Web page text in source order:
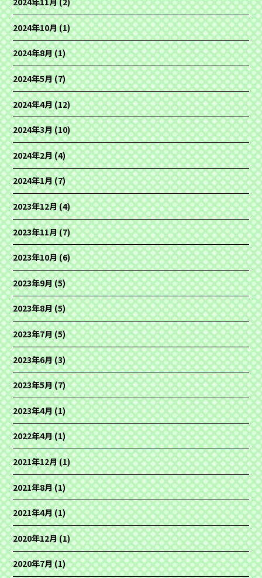
2024年10月(1)
2024年8月(1)
2024年5月(7)
2024年4月(12)
2024年3月(10)
2024年2月(4)
2024年1月(7)
2023年12月(4)
2023年11月(7)
2023年10月(6)
2023年9月(5)
2023年8月(5)
2023年7月(5)
2023年6月(3)
2023年5月(7)
2023年4月(1)
2022年4月(1)
2021年12月(1)
2021年8月(1)
2021年4月(1)
2020年12月(1)
2020年7月(1)